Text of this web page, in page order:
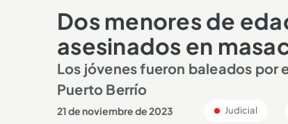
Dos menores de
asesinados en
Los jóvenes fueron baleados por
Puerto Berrío
21 de noviembre de 2023 Judicial